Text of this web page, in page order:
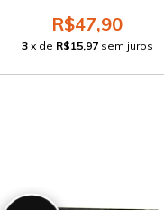
R$47,90
3 x de R$15,97 sem juros